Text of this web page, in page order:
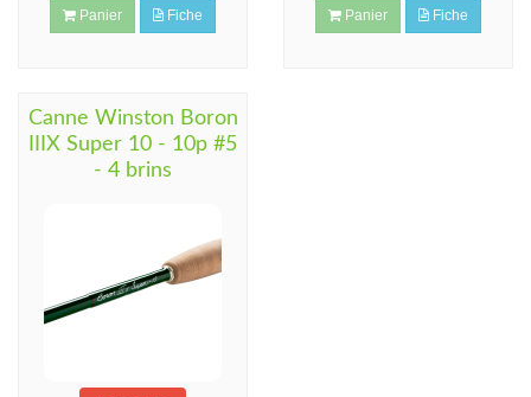
Panier Fiche Panier Fiche
Canne Winston Boron
IIIX Super 10 - 10p #5
- 4 brins